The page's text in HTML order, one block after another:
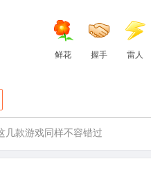
鲜花 握手 雷人
几款游戏同样不容错过